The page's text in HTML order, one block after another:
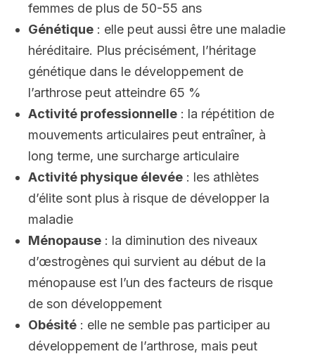
femmes de plus de 50-55 ans
Génétique : elle peut aussi être une maladie
héréditaire. Plus précisément, l’héritage
génétique dans le développement de
l’arthrose peut atteindre 65 %
Activité professionnelle : la répétition de
mouvements articulaires peut entraîner, à
long terme, une surcharge articulaire
Activité physique élevée : les athlètes
d’élite sont plus à risque de développer la
maladie
Ménopause : la diminution des niveaux
d’œstrogènes qui survient au début de la
ménopause est l’un des facteurs de risque
de son développement
Obésité : elle ne semble pas participer au
développement de l’arthrose, mais peut